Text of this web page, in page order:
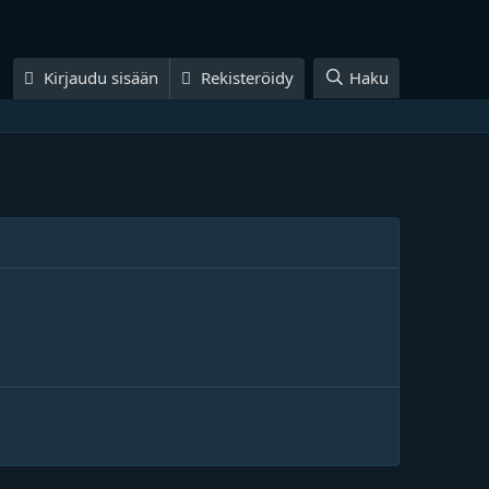
Kirjaudu sisään Rekisteröidy Haku